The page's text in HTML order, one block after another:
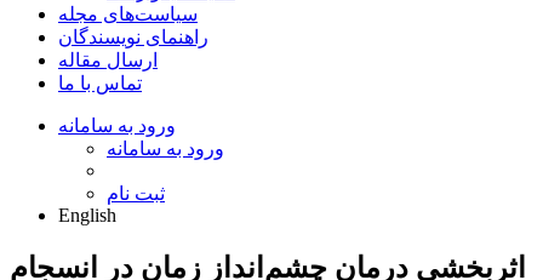
سیاست‌های مجله
راهنمای نویسندگان
ارسال مقاله
تماس با ما
ورود به سامانه
ورود به سامانه
ثبت نام
English
اثربخشی درمان چشم‌انداز زمان در انسجام